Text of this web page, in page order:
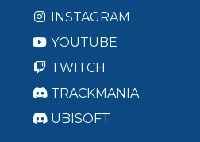
INSTAGRAM
YOUTUBE
TWITCH
TRACKMANIA
UBISOFT